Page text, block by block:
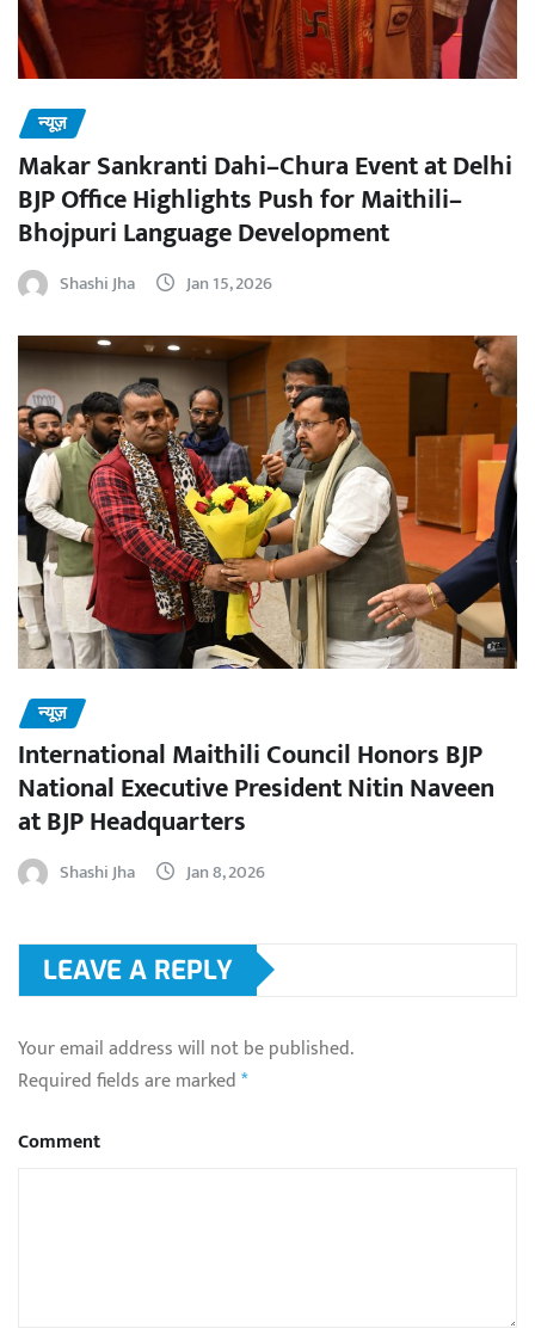
न्यूज़
Makar Sankranti Dahi–Chura Event at Delhi
BJP Office Highlights Push for Maithili–
Bhojpuri Language Development
Shashi Jha Jan 15, 2026
न्यूज़
International Maithili Council Honors BJP
National Executive President Nitin Naveen
at BJP Headquarters
Shashi Jha Jan 8, 2026
LEAVE A REPLY
Your email address will not be published.
Required fields are marked*
Comment